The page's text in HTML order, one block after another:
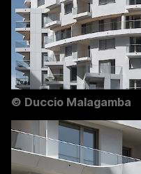
© Duccio Malagamba